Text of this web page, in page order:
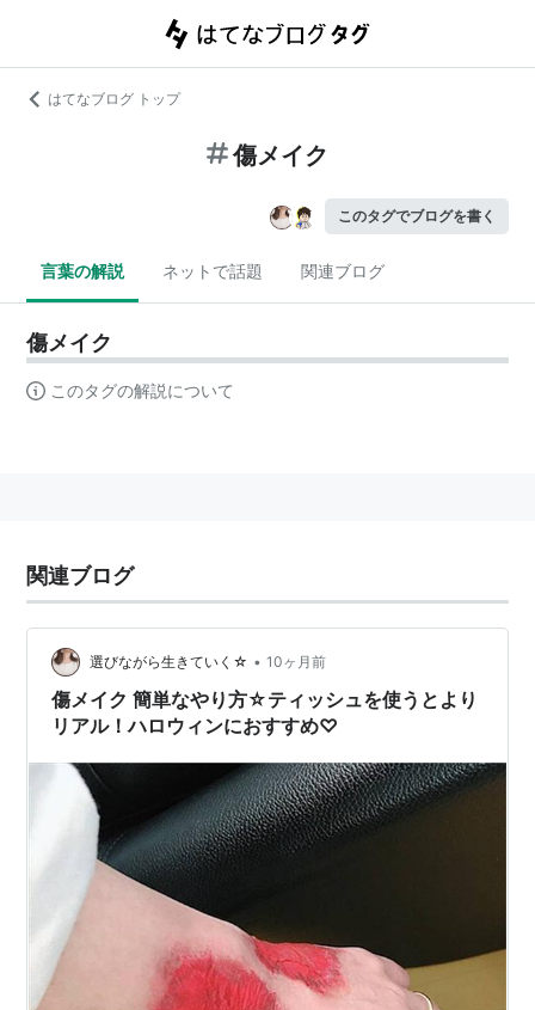
はてなブログ トップ
傷メイク
このタグでブログを書く
言葉の解説 ネットで話題 関連ブログ
傷メイク
このタグの解説について
関連ブログ
選びながら生きていく☆ • 10ヶ月前
傷メイク 簡単なやり方☆ティッシュを使うとより
リアル！ハロウィンにおすすめ♡